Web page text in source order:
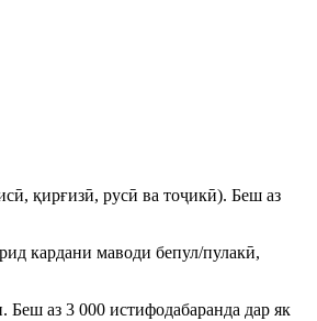
қирғизӣ, русӣ ва тоҷикӣ). Беш аз
кардани маводи бепул/пулакӣ,
аз 3 000 истифодабаранда дар як